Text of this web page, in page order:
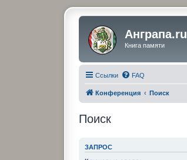
Анграпа.ru
Книга памяти
Ссылки FAQ
Конференция Поиск
Поиск
ЗАПРОС